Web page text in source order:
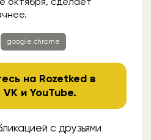
google chrome
на Rozetked в
VK иYouTube.
с друзьями